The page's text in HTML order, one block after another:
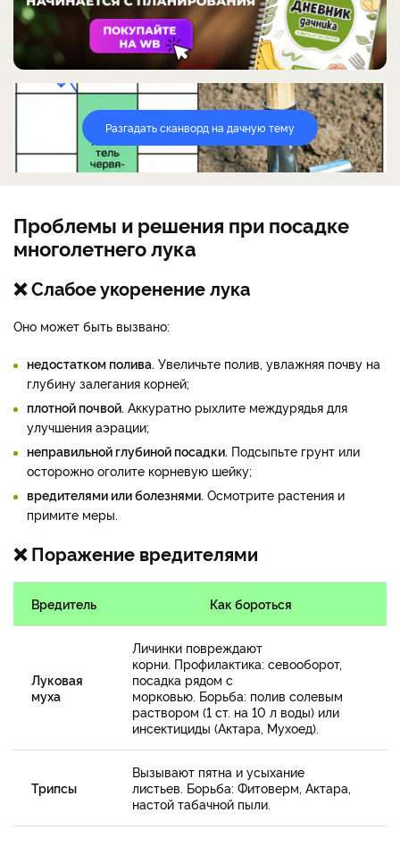
Разгадать сканворд на дачную тему
Проблемы и решения при посадке
многолетнего лука
❌ Слабое укоренение лука
Оно может быть вызвано:
недостатком полива. Увеличьте полив, увлажняя почву на
глубину залегания корней;
плотной почвой. Аккуратно рыхлите междурядья для
улучшения аэрации;
неправильной глубиной посадки. Подсыпьте грунт или
осторожно оголите корневую шейку;
вредителями или болезнями. Осмотрите растения и
примите меры.
❌ Поражение вредителями
Вредитель Как бороться
Луковая
муха
Личинки повреждают
корни. Профилактика: севооборот,
посадка рядом с
морковью. Борьба: полив солевым
раствором (1 ст. на 10 л воды) или
инсектициды (Актара, Мухоед).
Трипсы
Вызывают пятна и усыхание
листьев. Борьба: Фитоверм, Актара,
настой табачной пыли.